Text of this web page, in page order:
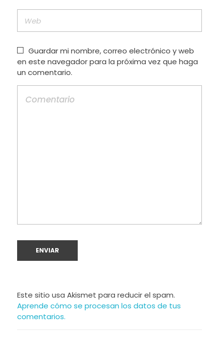
Guardar mi nombre, correo electrónico y web
en este navegador para la próxima vez que haga
un comentario.
Este sitio usa Akismet para reducir el spam.
Aprende cómo se procesan los datos de tus
comentarios.